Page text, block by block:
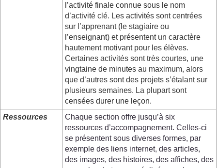
l’activité finale connue sous le nom
d’activité clé. Les activités sont centrées
sur l’apprenant (le stagiaire ou
l’enseignant) et présentent un caractère
hautement motivant pour les élèves.
Certaines activités sont très courtes, une
vingtaine de minutes au maximum, alors
que d’autres sont des projets s’étalant sur
plusieurs semaines. La plupart sont
censées durer une leçon.
Ressources
Chaque section offre jusqu’à six
ressources d’accompagnement. Celles-ci
se présentent sous diverses formes, par
exemple des liens internet, des articles,
des images, des histoires, des affiches, des